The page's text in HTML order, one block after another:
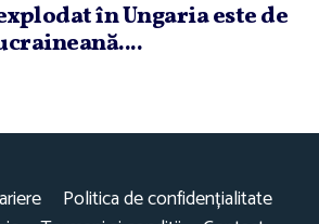
în Ungaria este de
Politica de confidențialitate